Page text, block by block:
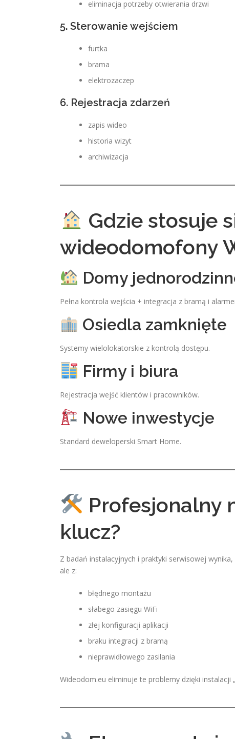
eliminacja potrzeby otwierania drzwi
5. Sterowanie wejściem
furtka
brama
elektrozaczep
6. Rejestracja zdarzeń
zapis wideo
historia wizyt
archiwizacja
Gdzie stosuje
wideodomofony
Domy
Pełna kontrola wejścia + integracja z bramą i
Osiedla zamknięte
Systemy wielolokatorskie z kontrolą dostępu.
Firmy i biura
Rejestracja wejść klientów i pracowników.
Nowe inwestycje
Standard deweloperski Smart Home.
Profesjonalny
klucz?
Z badań instalacyjnych i praktyki serwisowej
ale z:
błędnego montażu
słabego zasięgu WiFi
złej konfiguracji aplikacji
braku integracji z bramą
nieprawidłowego zasilania
Wideodom.eu eliminuje te problemy dzięki instalacji